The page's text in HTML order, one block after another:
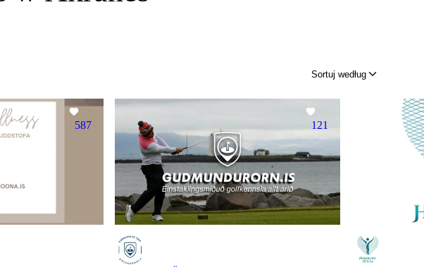
Sortuj według
587 121